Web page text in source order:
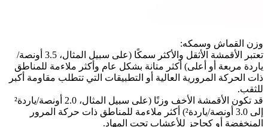
وزن القماش وسمكه:
تعتبر الأقمشة الأثقل والأكثر سمكًا (على سبيل المثال، 3.5 أونصة/
ياردة مربعة أو أعلى) أكثر متانة بشكل عام وأكثر ملاءمة للمناطق
ذات الحركة المرورية العالية أو التطبيقات التي تتطلب مقاومة أكبر
للثقب.
قد تكون الأقمشة الأخف وزنًا (على سبيل المثال، 2.0 أونصة/ياردة²
إلى 3.0 أونصة/ياردة²) أكثر ملاءمة للمناطق ذات حركة المرور
المنخفضة أو كحاجز للأعشاب تحت المهاد.